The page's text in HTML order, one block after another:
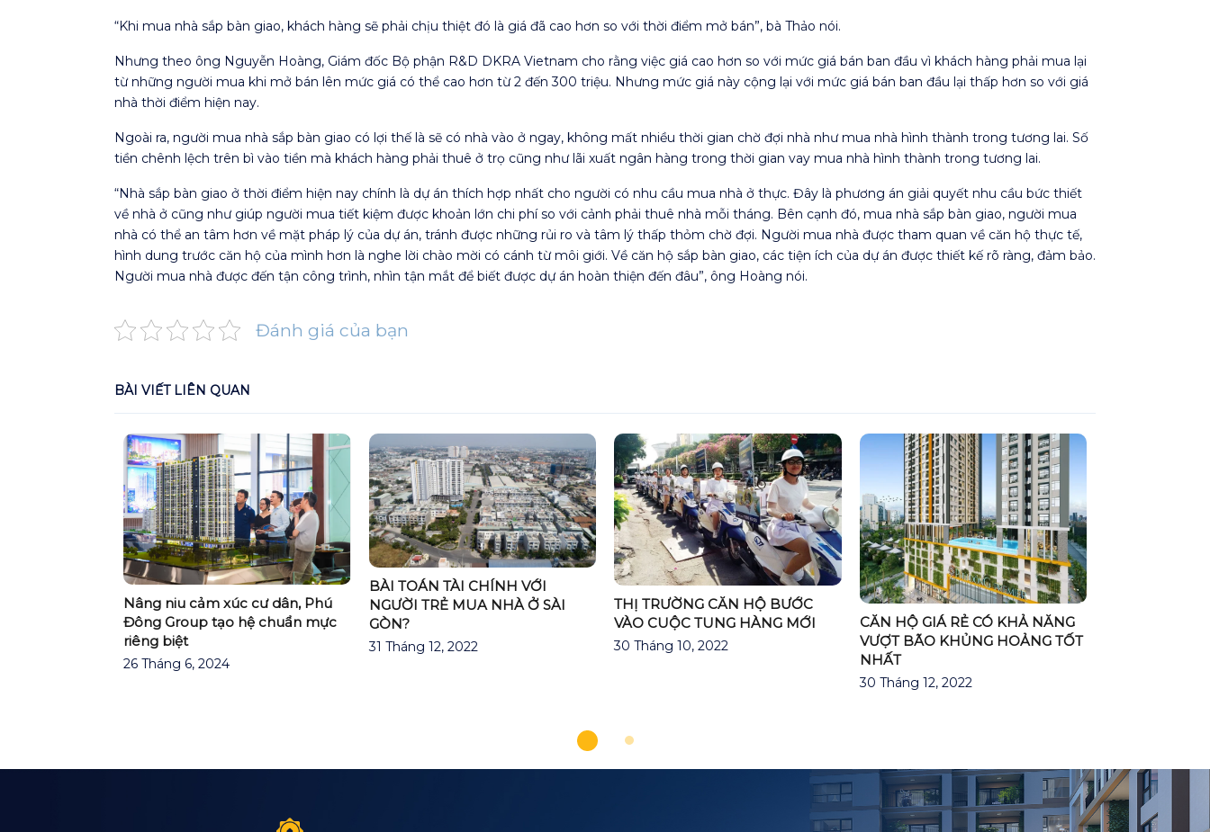
“Khi mua nhà sắp bàn giao, khách hàng sẽ phải chịu thiệt đó là giá đã cao hơn so với thời điểm mở bán”, bà Thảo nói.
Nhưng theo ông Nguyễn Hoàng, Giám đốc Bộ phận R&D DKRA Vietnam cho rằng việc giá cao hơn so với mức giá bán ban đầu vì khách hàng phải mua lại
từ những người mua khi mở bán lên mức giá có thể cao hơn từ 2 đến 300 triệu. Nhưng mức giá này cộng lại với mức giá bán ban đầu lại thấp hơn so với giá
nhà thời điểm hiện nay.
Ngoài ra, người mua nhà sắp bàn giao có lợi thế là sẽ có nhà vào ở ngay, không mất nhiều thời gian chờ đợi nhà như mua nhà hình thành trong tương lai. Số
tiền chênh lệch trên bì vào tiền mà khách hàng phải thuê ở trọ cũng như lãi xuất ngân hàng trong thời gian vay mua nhà hình thành trong tương lai.
“Nhà sắp bàn giao ở thời điểm hiện nay chính là dự án thích hợp nhất cho người có nhu cầu mua nhà ở thực. Đây là phương án giải quyết nhu cầu bức thiết
về nhà ở cũng như giúp người mua tiết kiệm được khoản lớn chi phí so với cảnh phải thuê nhà mỗi tháng. Bên cạnh đó, mua nhà sắp bàn giao, người mua
nhà có thể an tâm hơn về mặt pháp lý của dự án, tránh được những rủi ro và tâm lý thấp thỏm chờ đợi. Người mua nhà được tham quan về căn hộ thực tế,
hình dung trước căn hộ của mình hơn là nghe lời chào mời có cánh từ môi giới. Về căn hộ sắp bàn giao, các tiện ích của dự án được thiết kế rõ ràng, đảm bảo.
Người mua nhà được đến tận công trình, nhìn tận mắt để biết được dự án hoàn thiện đến đâu”, ông Hoàng nói.
Đánh giá của bạn
BÀI VIẾT LIÊN QUAN
Nâng niu cảm xúc cư dân, Phú
Đông Group tạo hệ chuẩn mực
riêng biệt
26 Tháng 6, 2024
BÀI TOÁN TÀI CHÍNH VỚI
NGƯỜI TRẺ MUA NHÀ Ở SÀI
GÒN?
31 Tháng 12, 2022
THỊ TRƯỜNG CĂN HỘ BƯỚC
VÀO CUỘC TUNG HÀNG MỚI
30 Tháng 10, 2022
CĂN HỘ GIÁ RẺ CÓ KHẢ NĂNG
VƯỢT BÃO KHỦNG HOẢNG TỐT
NHẤT
30 Tháng 12, 2022